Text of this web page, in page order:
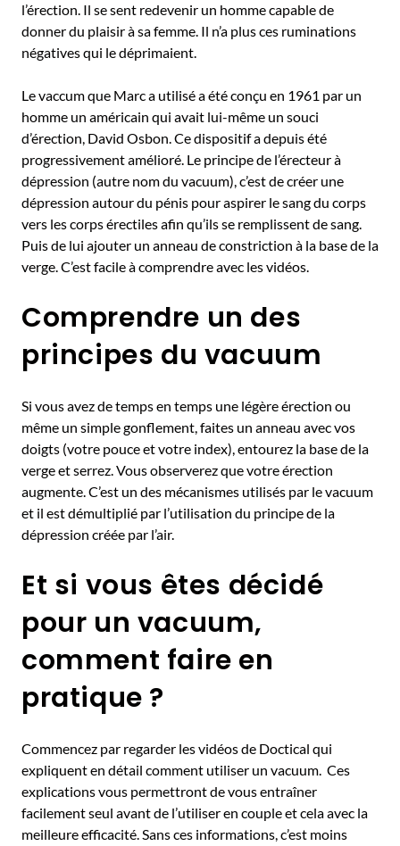
l’érection. Il se sent redevenir un homme capable de
donner du plaisir à sa femme. Il n’a plus ces ruminations
négatives qui le déprimaient.
Le vaccum que Marc a utilisé a été conçu en 1961 par un
homme un américain qui avait lui-même un souci
d’érection, David Osbon. Ce dispositif a depuis été
progressivement amélioré. Le principe de l’érecteur à
dépression (autre nom du vacuum), c’est de créer une
dépression autour du pénis pour aspirer le sang du corps
vers les corps érectiles afin qu’ils se remplissent de sang.
Puis de lui ajouter un anneau de constriction à la base de la
verge. C’est facile à comprendre avec les vidéos.
Comprendre un des
principes du vacuum
Si vous avez de temps en temps une légère érection ou
même un simple gonflement, faites un anneau avec vos
doigts (votre pouce et votre index), entourez la base de la
verge et serrez. Vous observerez que votre érection
augmente. C’est un des mécanismes utilisés par le vacuum
et il est démultiplié par l’utilisation du principe de la
dépression créée par l’air.
Et si vous êtes décidé
pour un vacuum,
comment faire en
pratique ?
Commencez par regarder les vidéos de Doctical qui
expliquent en détail comment utiliser un vacuum. Ces
explications vous permettront de vous entraîner
facilement seul avant de l’utiliser en couple et cela avec la
meilleure efficacité. Sans ces informations, c’est moins